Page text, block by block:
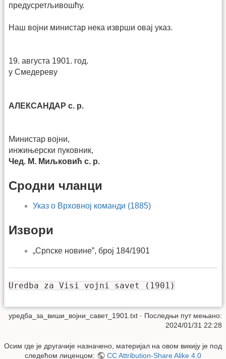
предусретљивошћу.
Наш војни министар нека изврши овај указ.
19. августа 1901. год.
у Смедереву
АЛЕКСАНДАР с. р.
Министар војни,
инжињерски пуковник,
Чед. М. Миљковић с. р.
Сродни чланци
Указ о Врховној команди (1885)
Извори
„Српске новине”, број 184/1901
Uredba za Visi vojni savet (1901)
уредба_за_виши_војни_савет_1901.txt · Последњи пут мењано:
2024/01/31 22:28
Осим где је другачије назначено, материјал на овом викију је под
следећом лиценцом:
CC Attribution-Share Alike 4.0